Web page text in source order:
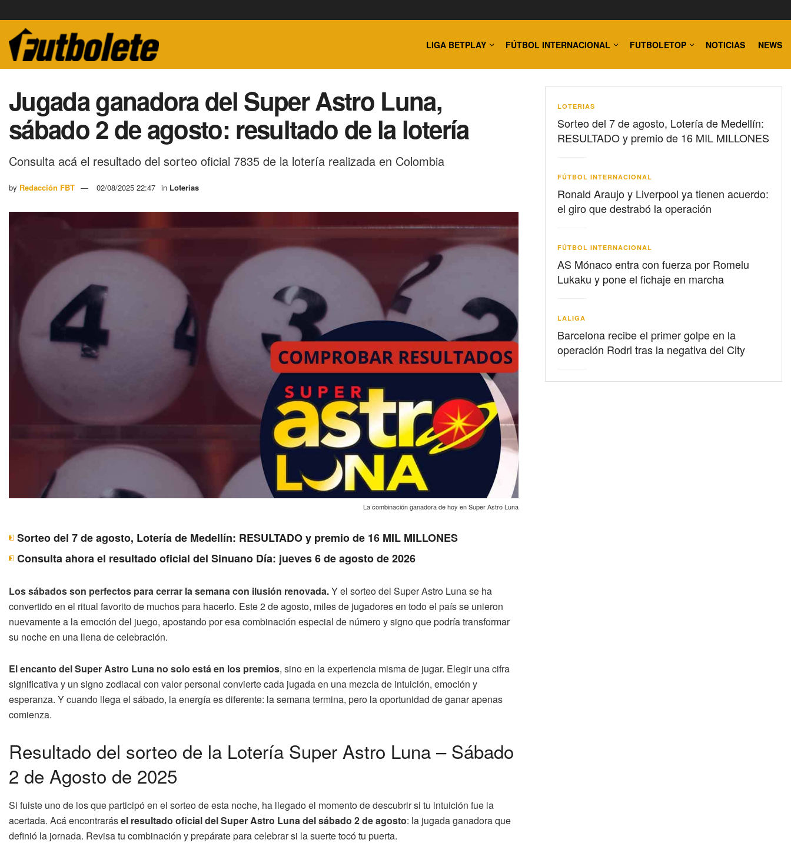
LIGA BETPLAY FÚTBOL INTERNACIONAL FUTBOLETOP NOTICIAS NEWS
Jugada ganadora del Super Astro Luna,
sábado 2 de agosto: resultado de la lotería
Consulta acá el resultado del sorteo oficial 7835 de la lotería realizada en Colombia
by Redacción FBT 02/08/2025 22:47 in Loterias
La combinación ganadora de hoy en Super Astro Luna
Sorteo del 7 de agosto, Lotería de Medellín: RESULTADO y premio de 16 MIL MILLONES
Consulta ahora el resultado oficial del Sinuano Día: jueves 6 de agosto de 2026
Los sábados son perfectos para cerrar la semana con ilusión renovada.Y el sorteo del Super Astro Luna se ha
convertido en el ritual favorito de muchos para hacerlo. Este 2 de agosto, miles de jugadores en todo el país se unieron
nuevamente a la emoción del juego, apostando por esa combinación especial de número y signo que podría transformar
su noche en una llena de celebración.
El encanto del Super Astro Luna no solo está en los premios, sino en la experiencia misma de jugar. Elegir una cifra
significativa y un signo zodiacal con valor personal convierte cada jugada en una mezcla de intuición, emoción y
esperanza. Y cuando llega el sábado, la energía es diferente: la semana termina, pero la oportunidad de ganar apenas
comienza.
Resultado del sorteo de la Lotería Super Astro Luna – Sábado
2 de Agosto de 2025
Si fuiste uno de los que participó en el sorteo de esta noche, ha llegado el momento de descubrir si tu intuición fue la
acertada. Acá encontrarásel resultado oficial del Super Astro Luna del sábado 2 de agosto: la jugada ganadora que
definió la jornada. Revisa tu combinación y prepárate para celebrar si la suerte tocó tu puerta.
LOTERIAS
Sorteo del 7 de agosto, Lotería de Medellín:
RESULTADO y premio de 16 MIL MILLONES
FÚTBOL INTERNACIONAL
Ronald Araujo y Liverpool ya tienen acuerdo:
el giro que destrabó la operación
FÚTBOL INTERNACIONAL
AS Mónaco entra con fuerza por Romelu
Lukaku y pone el fichaje en marcha
LALIGA
Barcelona recibe el primer golpe en la
operación Rodri tras la negativa del City